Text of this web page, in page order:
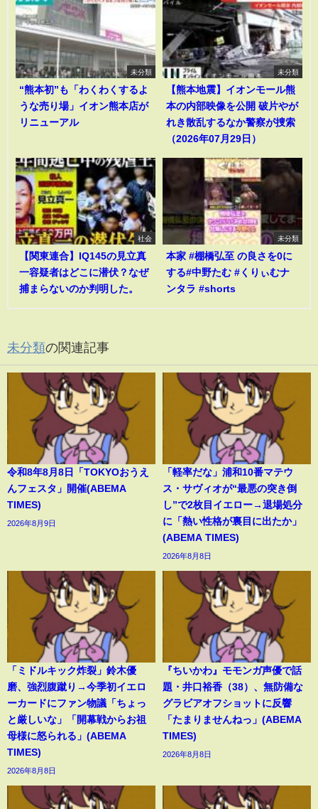
未分類
“熊本初”も「わくわくするよ
うな売り場」イオン熊本店が
リニューアル
未分類
【熊本地震】イオンモール熊
本の内部映像を公開 破片やが
れき散乱するなか警察が捜索
（2026年07月29日）
社会
【関東連合】IQ145の見立真
一容疑者はどこに潜伏？なぜ
捕まらないのか判明した。
未分類
本家 #棚橋弘至 の良さを0に
する#中野たむ #くりぃむナ
ンタラ #shorts
未分類の関連記事
令和8年8月8日「TOKYOおうえ
んフェスタ」開催(ABEMA
TIMES)
2026年8月9日
「軽率だな」浦和10番マテウ
ス・サヴィオが“最悪の突き倒
し”で2枚目イエロー→退場処分
に「熱い性格が裏目に出たか」
(ABEMA TIMES)
2026年8月8日
「ミドルキック炸裂」鈴木優
磨、強烈腹蹴り→今季初イエロ
ーカードにファン物議「ちょっ
と厳しいな」「開幕戦からお祖
母様に怒られる」(ABEMA
TIMES)
2026年8月8日
『ちいかわ』モモンガ声優で話
題・井口裕香（38）、無防備な
グラビアオフショットに反響
「たまりませんねっ」(ABEMA
TIMES)
2026年8月8日